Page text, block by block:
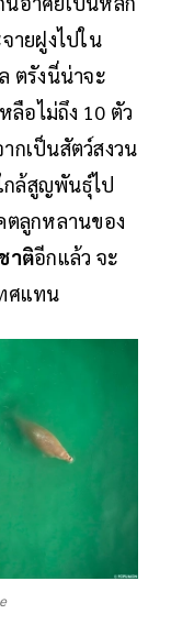
ายฝูงไปใน
ตรังนี่น่าจะ
ลือไม่ถึง 10 ตัว
กเป็นสัตว์สงวน
กล้สูญพันธุ์ไป
ลูกหลานของ
าติอีกแล้ว จะ
ศแทน